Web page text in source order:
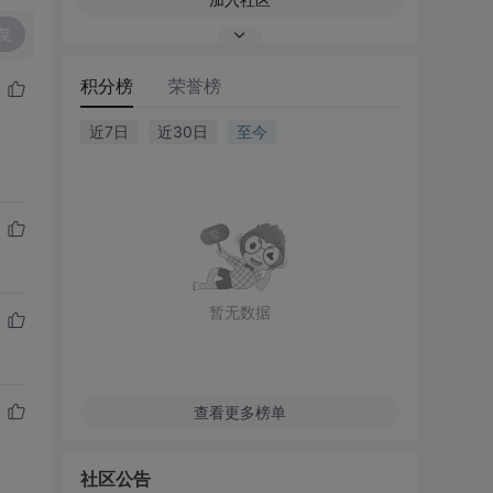
积分榜 荣誉榜
近7日 近30日 至今
暂无数据
查看更多榜单
社区公告